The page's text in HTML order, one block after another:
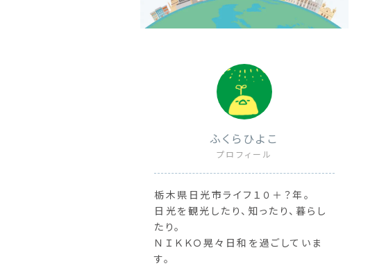
ふくらひよこ
プロフィール
栃木県日光市ライフ１０＋？年。
日光を観光したり、知ったり、暮らし
たり。
ＮＩＫＫＯ晃々日和を過ごしていま
す。